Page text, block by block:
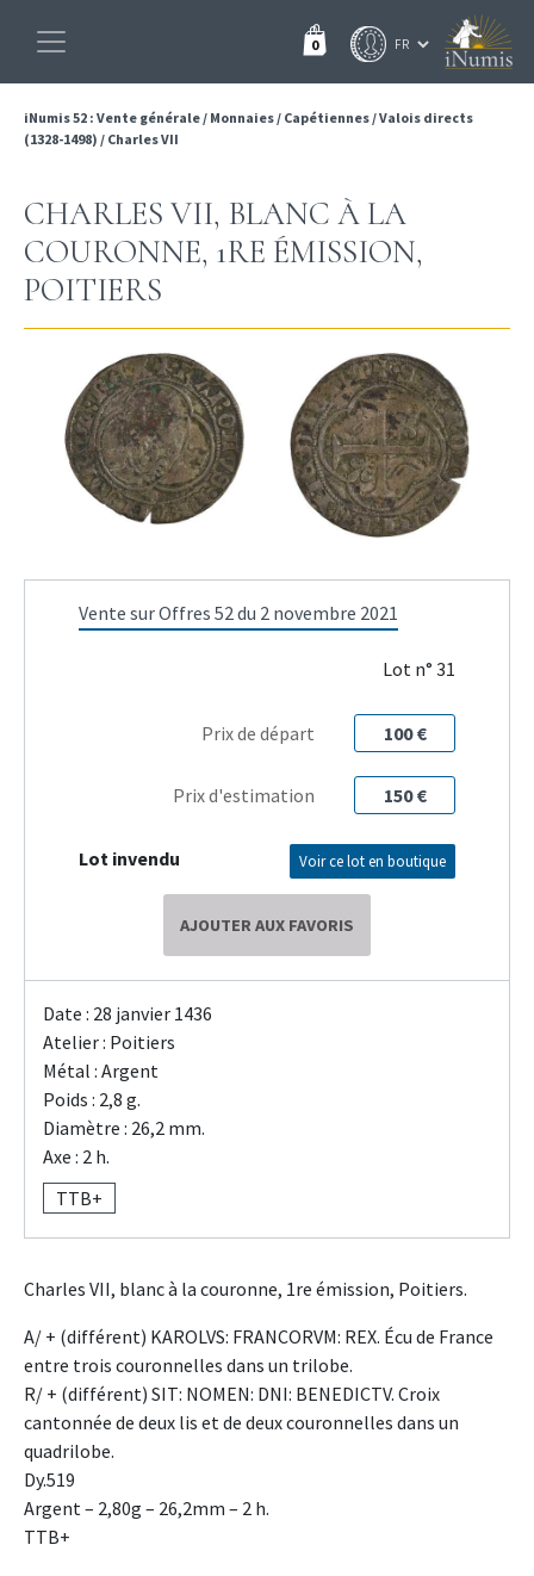
0
iNumis 52 : Vente générale/ Monnaies/ Capétiennes/Valois directs
(1328-1498) / Charles VII
CHARLES VII, BLANC À LA
COURONNE, 1RE ÉMISSION,
POITIERS
Vente sur Offres 52 du 2 novembre 2021
Lot n° 31
Prix de départ 100 €
Prix d'estimation 150 €
Lot invendu Voir ce lot en boutique
AJOUTER AUX FAVORIS
Date : 28 janvier 1436
Atelier : Poitiers
Métal : Argent
Poids : 2,8 g.
Diamètre : 26,2 mm.
Axe : 2 h.
TTB+
Charles VII, blanc à la couronne, 1re émission, Poitiers.
A/ + (différent) KAROLVS: FRANCORVM: REX. Écu de France
entre trois couronnelles dans un trilobe.
R/ + (différent) SIT: NOMEN: DNI: BENEDICTV. Croix
cantonnée de deux lis et de deux couronnelles dans un
quadrilobe.
Dy.519
Argent – 2,80g – 26,2mm – 2 h.
TTB+